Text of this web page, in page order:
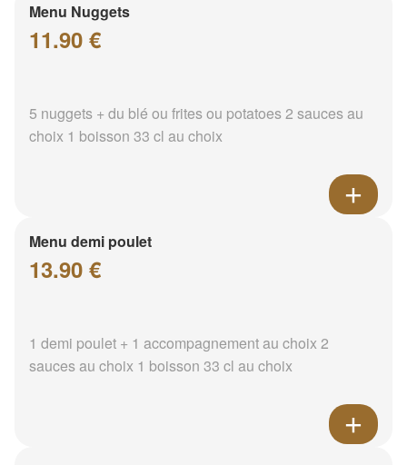
Menu Nuggets
11.90 €
5 nuggets + du blé ou frites ou potatoes 2 sauces au
choix 1 boisson 33 cl au choix
Menu demi poulet
13.90 €
1 demi poulet + 1 accompagnement au choix 2
sauces au choix 1 boisson 33 cl au choix